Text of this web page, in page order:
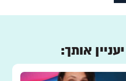
אותך: